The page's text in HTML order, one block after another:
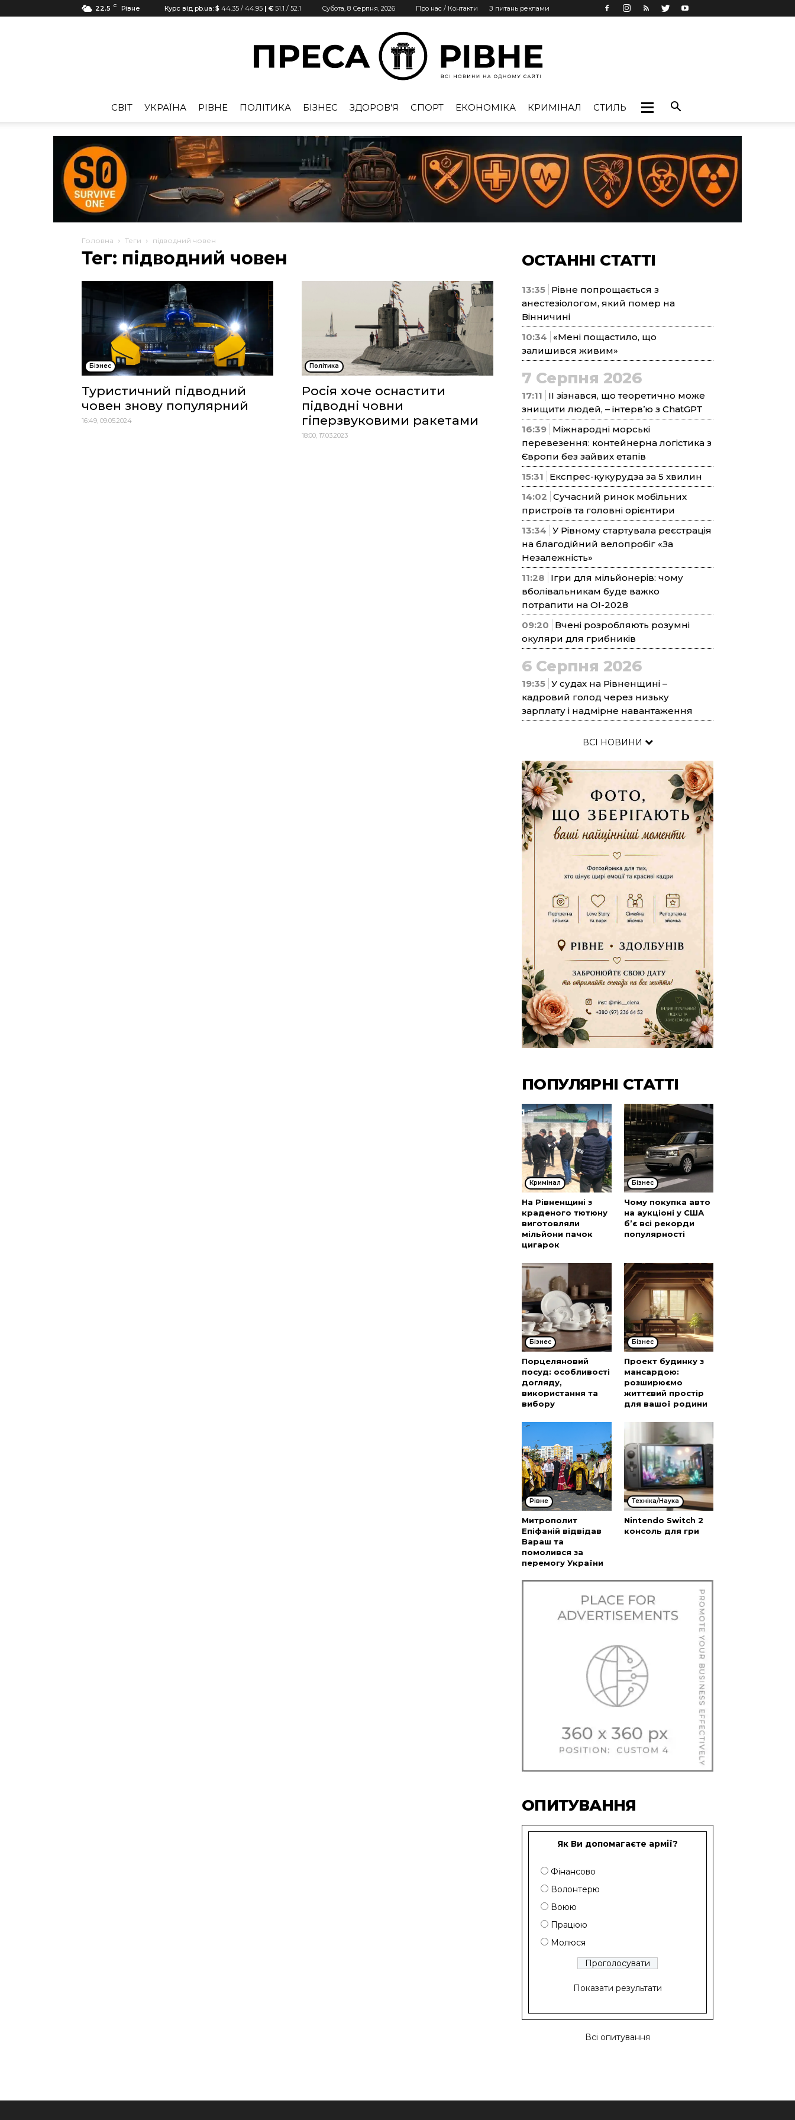
22.5 C Рівне Курс від pb.ua: $ 44.35 / 44.95 | € 51.1 / 52.1 Субота, 8 Серпня, 2026 Про нас / Контакти З питань реклами
Рівне
CВІТ УКРАЇНА РІВНЕ ПОЛІТИКА БІЗНЕС ЗДОРОВ'Я СПОРТ ЕКОНОМІКА КРИМІНАЛ СТИЛЬ
Головна Теги підводний човен
Тег: підводний човен
Бізнес
Туристичний підводний
човен знову популярний
16:49, 09.05.2024
Політика
Росія хоче оснастити
підводні човни
гіперзвуковими ракетами
18:00, 17.03.2023
ОСТАННІ СТАТТІ
13:35 Рівне попрощається з
анестезіологом, який помер на
Вінничині
10:34
«Мені пощастило, що
залишився живим»
7 Серпня 2026
17:11
ІІ зізнався, що теоретично може
знищити людей, – інтерв’ю з ChatGPT
16:39 Міжнародні морські
перевезення: контейнерна логістика з
Європи без зайвих етапів
15:31
Експрес-кукурудза за 5 хвилин
14:02 Сучасний ринок мобільних
пристроїв та головні орієнтири
13:34 У Рівному стартувала реєстрація
на благодійний велопробіг «За
Незалежність»
11:28
Ігри для мільйонерів: чому
вболівальникам буде важко
потрапити на ОІ-2028
09:20
Вчені розробляють розумні
окуляри для грибників
6 Серпня 2026
19:35 У судах на Рівненщині –
кадровий голод через низьку
зарплату і надмірне навантаження
ВСІ НОВИНИ
ПОПУЛЯРНІ СТАТТІ
Кримінал
На Рівненщині з
краденого тютюну
виготовляли
мільйони пачок
цигарок
Бізнес
Чому покупка авто
на аукціоні у США
б’є всі рекорди
популярності
Бізнес
Порцеляновий
посуд: особливості
догляду,
використання та
вибору
Бізнес
Проект будинку з
мансардою:
розширюємо
життєвий простір
для вашої родини
Рівне
Митрополит
Епіфаній відвідав
Вараш та
помолився за
перемогу України
Техніка/Наука
Nintendo Switch 2
консоль для гри
ОПИТУВАННЯ
Як Ви допомагаєте армії?
Фінансово
Волонтерю
Воюю
Працюю
Молюся
Показати результати
Всі опитування